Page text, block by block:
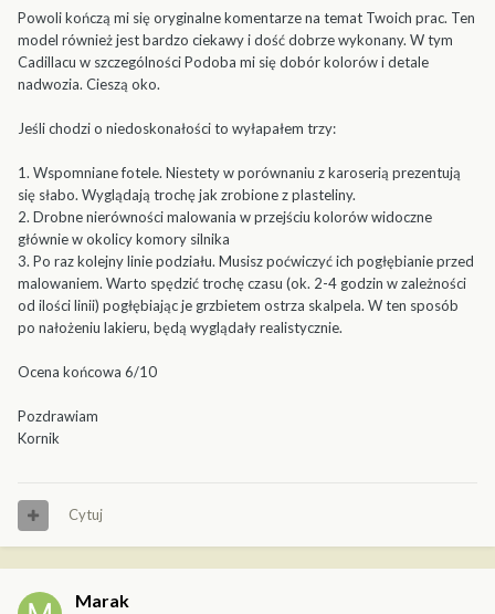
Powoli kończą mi się oryginalne komentarze na temat Twoich prac. Ten
model również jest bardzo ciekawy i dość dobrze wykonany. W tym
Cadillacu w szczególności Podoba mi się dobór kolorów i detale
nadwozia. Cieszą oko.
Jeśli chodzi o niedoskonałości to wyłapałem trzy:
1. Wspomniane fotele. Niestety w porównaniu z karoserią prezentują
się słabo. Wyglądają trochę jak zrobione z plasteliny.
2. Drobne nierówności malowania w przejściu kolorów widoczne
głównie w okolicy komory silnika
3. Po raz kolejny linie podziału. Musisz poćwiczyć ich pogłębianie przed
malowaniem. Warto spędzić trochę czasu (ok. 2-4 godzin w zależności
od ilości linii) pogłębiając je grzbietem ostrza skalpela. W ten sposób
po nałożeniu lakieru, będą wyglądały realistycznie.
Ocena końcowa 6/10
Pozdrawiam
Kornik
Cytuj
Marak